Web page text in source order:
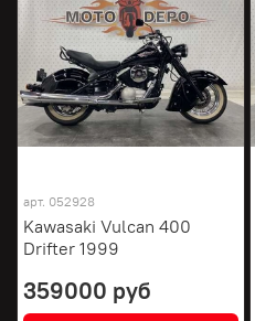
арт. 052928
Kawasaki Vulcan 400
Drifter 1999
359000 руб